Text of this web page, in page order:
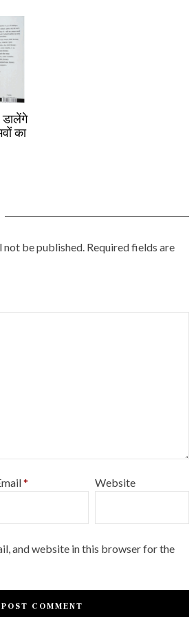
डालेंगे
का
not be published. Required fields are
* Website
and website in this browser for the